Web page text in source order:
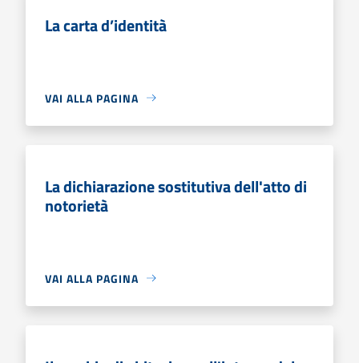
La carta d’identità
VAI ALLA PAGINA
La dichiarazione sostitutiva dell'atto di
notorietà
VAI ALLA PAGINA